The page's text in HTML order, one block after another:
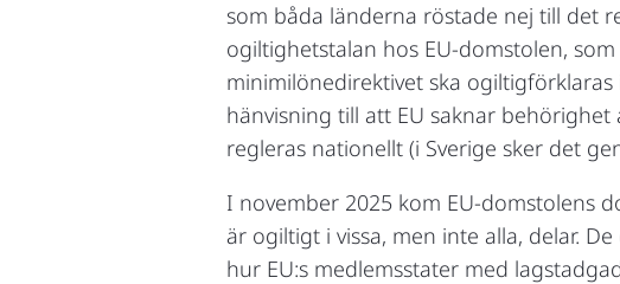
som båda länderna röstade nej till det
ogiltighetstalan hos EU-domstolen,
minimilönedirektivet ska
hänvisning till att EU saknar
regleras nationellt (i Sverige sker det
I november 2025 kom EU-domstolens
är ogiltigt i vissa, men inte alla, delar.
hur EU:s medlemsstater med